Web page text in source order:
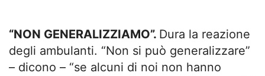
“NON GENERALIZZIAMO”. Dura la reazione
degli ambulanti. “Non si può generalizzare”
– dicono – “se alcuni di noi non hanno